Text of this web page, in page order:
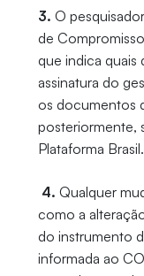
3. O
de
que indica
assinatura do
os documentos
posteriormente,
Plataforma Brasil.
4. Qualquer
como a
do instrumento
informada ao